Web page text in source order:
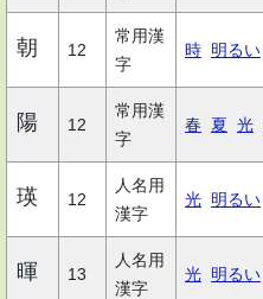
朝 12
常用漢
字
時 明るい
陽 12
常用漢
字
春 夏 光
瑛 12
人名用
漢字
光 明るい
暉 13
人名用
漢字
光 明るい